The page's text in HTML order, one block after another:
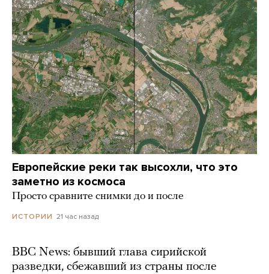
Европейские реки так высохли, что это
заметно из космоса
Просто сравните снимки до и после
ИСТОРИИ 21 час назад
BBC News: бывший глава сирийской
разведки, сбежавший из страны после